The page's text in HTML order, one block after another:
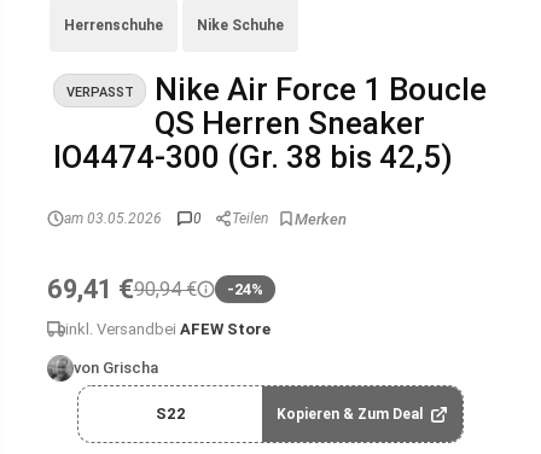
Herrenschuhe Nike Schuhe
VERPASST
Nike Air Force 1 Boucle
QS Herren Sneaker
IO4474-300 (Gr. 38 bis 42,5)
am 03.05.2026 0 Teilen
69,41 €90,94 € -24%
inkl. Versand bei AFEW Store
von Grischa
S22 Kopieren & Zum Deal